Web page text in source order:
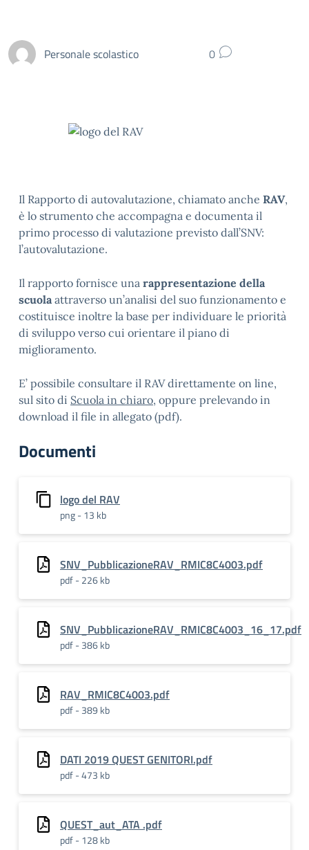
Personale scolastico 0
Il Rapporto di autovalutazione, chiamato anche RAV,
è lo strumento che accompagna e documenta il
primo processo di valutazione previsto dall’SNV:
l’autovalutazione.
Il rapporto fornisce una rappresentazione della
scuolaattraverso un’analisi del suo funzionamento e
costituisce inoltre la base per individuare le priorità
di sviluppo verso cui orientare il piano di
miglioramento.
E’ possibile consultare il RAV direttamente on line,
sul sito di Scuola in chiaro, oppure prelevando in
download il file in allegato (pdf).
Documenti
logo del RAV
png - 13 kb
SNV_PubblicazioneRAV_RMIC8C4003.pdf
pdf - 226 kb
SNV_PubblicazioneRAV_RMIC8C4003_16_17.pdf
pdf - 386 kb
RAV_RMIC8C4003.pdf
pdf - 389 kb
DATI 2019 QUEST GENITORI.pdf
pdf - 473 kb
QUEST_aut_ATA .pdf
pdf - 128 kb